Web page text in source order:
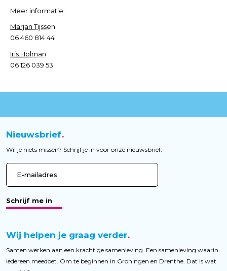
Meer informatie:
Marjan Tijssen
06 460 814 44
Iris Holman
06 126 039 53
Wij helpen je graag verder
Samen werken aan een krachtige samenleving. Een samenleving waarin
iedereen meedoet. Om te beginnen in Groningen en Drenthe. Dat is wat
Nieuwsbrief
Wil je niets missen? Schrijf je in voor onze nieuwsbrief.
Schrijf me in